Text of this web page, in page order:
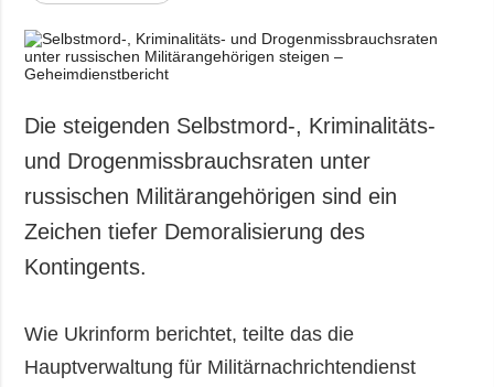
Die steigenden Selbstmord-, Kriminalitäts-
und Drogenmissbrauchsraten unter
russischen Militärangehörigen sind ein
Zeichen tiefer Demoralisierung des
Kontingents.
Wie Ukrinform berichtet, teilte das die
Hauptverwaltung für Militärnachrichtendienst